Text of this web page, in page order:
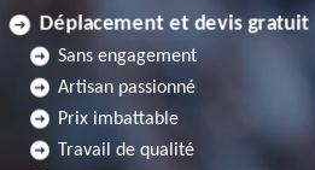
Déplacement et devis gratuit
Sans engagement
Artisan passionné
Prix imbattable
Travail de qualité